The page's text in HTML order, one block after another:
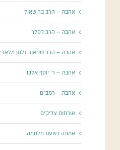
אהבה – הרב בר שאול
אהבה – הרב דסלר
אהבה – הרב שניאור זלמן מלאדי
אהבה – ר' יוסף אלבו
אהבה – רמב"ם
אורחות צדיקים
אמונה בשעת מלחמה